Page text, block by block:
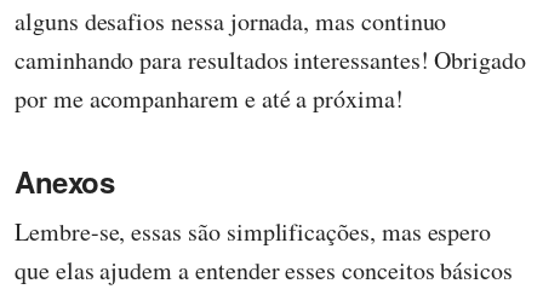
alguns desafios nessa jornada, mas continuo
caminhando para resultados interessantes! Obrigado
por me acompanharem e até a próxima!
Anexos
Lembre-se, essas são simplificações, mas espero
que elas ajudem a entender esses conceitos básicos